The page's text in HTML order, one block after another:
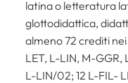
latina o letteratura
glottodidattica,
almeno 72 crediti
LET, L-LIN, M-GGR,
L-LIN/02; 12 L-FIL-